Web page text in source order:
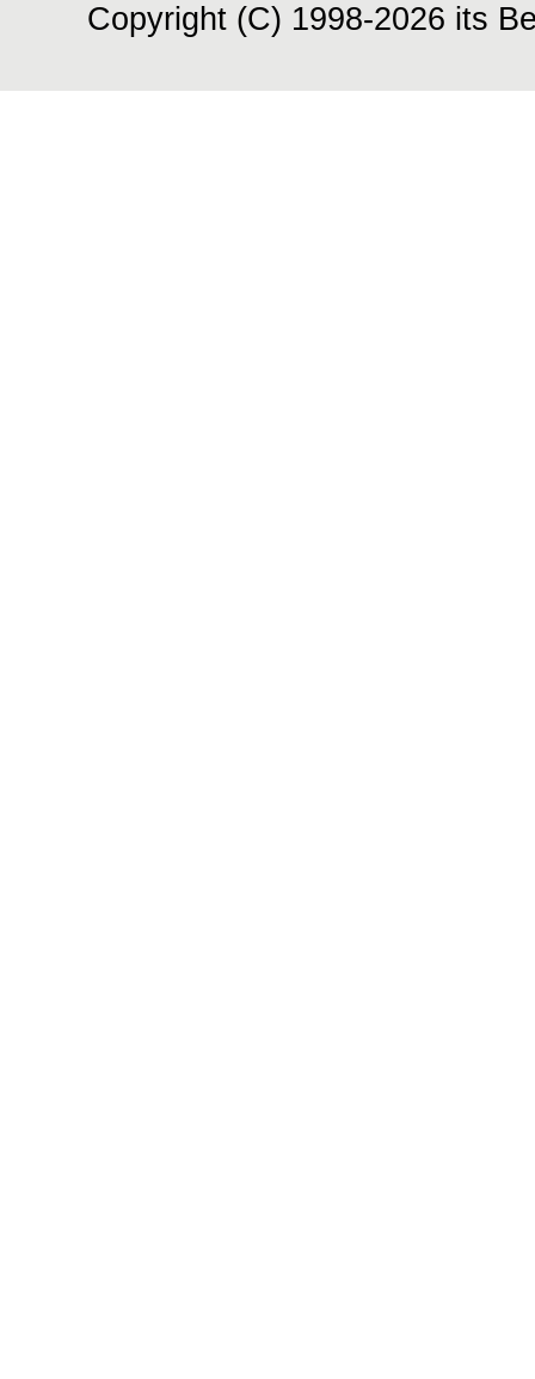
Copyright (C) 1998-2026 its